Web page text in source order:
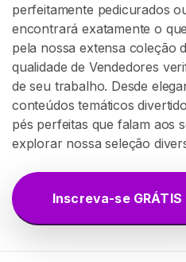
perfeitamente pedicurados
encontrará exatamente o
pela nossa extensa coleção
qualidade de Vendedores
de seu trabalho. Desde
conteúdos temáticos
pés perfeitas que falam aos
explorar nossa seleção
Inscreva-se GRÁTIS
A
-
S
E
G
R
Á
I
S
I